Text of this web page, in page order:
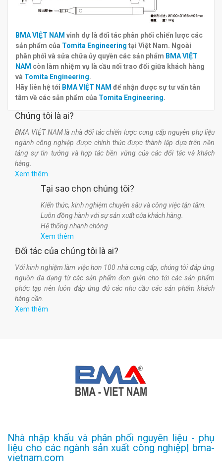
BMA VIỆT NAM vinh dự là đối tác phân phối chiến lược các
sản phẩm của Tomita Engineering tại Việt Nam. Ngoài
phân phối và sửa chữa ủy quyền các sản phẩm BMA VIỆT
NAM còn làm nhiệm vụ là cầu nối trao đổi giữa khách hàng
và Tomita Engineering.
Hãy liên hệ tới BMA VIỆT NAM để nhận được sự tư vấn tân
tâm về các sản phẩm của Tomita Engineering.
Chúng tôi là ai?
BMA VIỆT NAM là nhà đối tác chiến lược cung cấp nguyên phụ liệu
ngành công nghiệp được chính thức được thành lập dựa trên nền
tảng sự tin tưởng và hợp tác bền vững của các đối tác và khách
hàng.
Xem thêm
Tại sao chọn chúng tôi?
Kiến thức, kinh nghiệm chuyên sâu và công việc tận tâm.
Luôn đồng hành với sự sản xuất của khách hàng.
Hệ thống nhanh chóng.
Xem thêm
Đối tác của chúng tôi là ai?
Với kinh nghiệm làm việc hơn 100 nhà cung cấp, chúng tôi đáp ứng
nguồn đa dạng từ các sản phẩm đơn giản cho tới các sản phẩm
phức tạp nên luôn đáp ứng đủ các nhu cầu các sản phẩm khách
hàng cần.
Xem thêm
Nhà nhập khẩu và phân phối nguyên liệu - phụ
liệu cho các ngành sản xuất công nghiệp| bma-
vietnam.com